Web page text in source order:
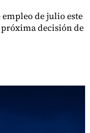
de julio este
decisión de